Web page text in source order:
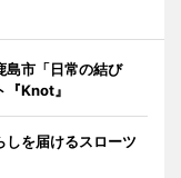
島市「日常の結び
Knot』
しを届けるスローツ